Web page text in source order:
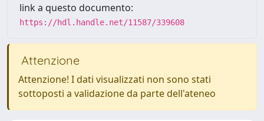
link a questo documento:
https://hdl.handle.net/11587/339608
Attenzione
Attenzione! I dati visualizzati non sono stati
sottoposti a validazione da parte dell'ateneo